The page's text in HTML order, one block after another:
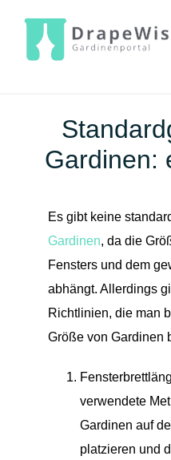
springen
Gardinen-Tools
Gardinen:
Es gibt keine
Gardinen, da die
Fensters und dem
abhängt. Allerdings
Richtlinien, die man
Größe von Gardinen
verwendete
Gardinen auf
platzieren und